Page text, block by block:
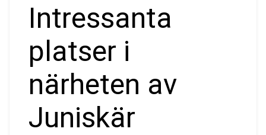
Intressanta
platser i
närheten av
Juniskär